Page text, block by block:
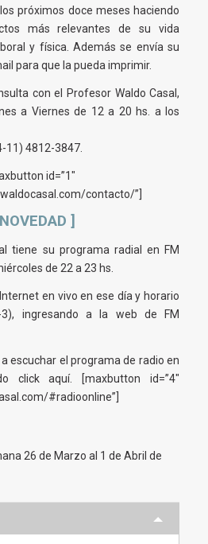
próximos doce meses haciendo
más relevantes de su vida
y física. Además se envía su
para que la pueda imprimir.
con el Profesor Waldo Casal,
a Viernes de 12 a 20 hs. a los
11) 4812-3847.
id=”1″
contacto/”]
]
tiene su programa radial en FM
de 22 a 23 hs.
en vivo en ese día y horario
3), ingresando a la web de FM
escuchar el programa de radio en
click aquí. [maxbutton id=”4″
#radioonline”]
26 de Marzo al 1 de Abril de